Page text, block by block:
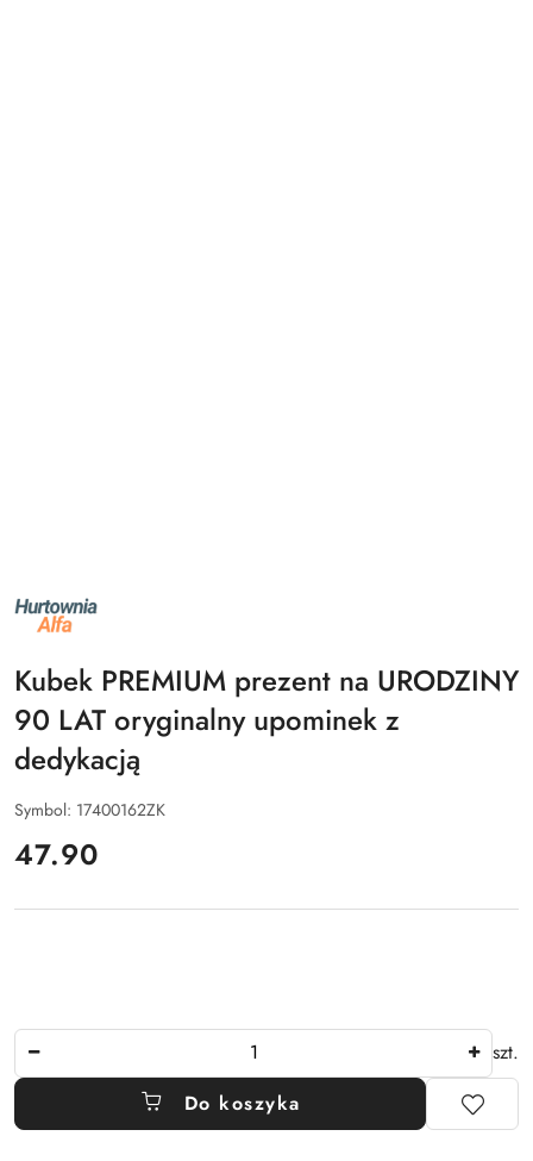
NAZWA
PRODUCENTA:
ALFA
Kubek PREMIUM prezent na URODZINY
90 LAT oryginalny upominek z
dedykacją
Symbol: 17400162ZK
cena:
47.90
szt.
Do koszyka